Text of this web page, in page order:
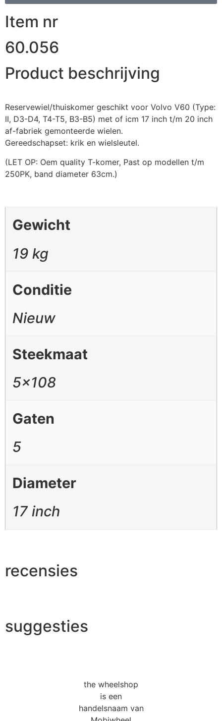
Item nr
60.056
Product beschrijving
Reservewiel/thuiskomer geschikt voor Volvo V60 (Type:
II, D3-D4, T4-T5, B3-B5) met of icm 17 inch t/m 20 inch
af-fabriek gemonteerde wielen.
Gereedschapset: krik en wielsleutel.
(LET OP: Oem quality T-komer, Past op modellen t/m
250PK, band diameter 63cm.)
Gewicht
19 kg
Conditie
Nieuw
Steekmaat
5×108
Gaten
5
Diameter
17 inch
recensies
suggesties
the wheelshop
is een
handelsnaam van